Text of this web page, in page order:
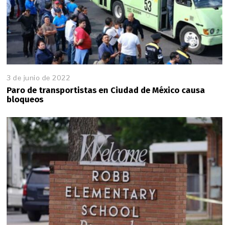
3 de junio de 2022
Paro de transportistas en Ciudad de México causa
bloqueos